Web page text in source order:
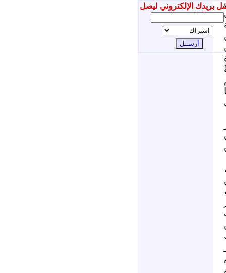
بريدك الإلكتروني ليصل
إليك جديدنا